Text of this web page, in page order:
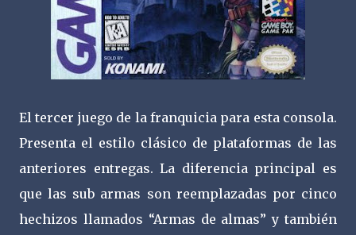
El tercer juego de la franquicia para esta consola.
Presenta el estilo clásico de plataformas de las
anteriores entregas. La diferencia principal es
que las sub armas son reemplazadas por cinco
hechizos llamados “Armas de almas” y también